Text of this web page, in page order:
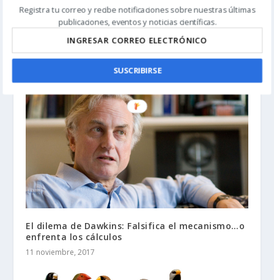
Termodinámica del origen de la vida
El dilema de Dawkins: Falsifica el mecanismo…o
enfrenta los cálculos
11 noviembre, 2017
Registra tu correo y recibe notificaciones sobre nuestras últimas
publicaciones, eventos y noticias científicas.
SUSCRIBIRSE